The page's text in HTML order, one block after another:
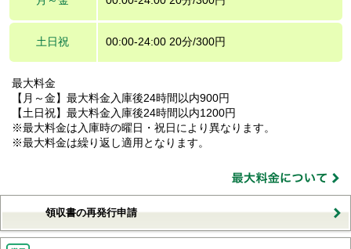
土日祝 00:00-24:00 20分/300円
最大料金
【月～金】最大料金入庫後24時間以内900円
【土日祝】最大料金入庫後24時間以内1200円
※最大料金は入庫時の曜日・祝日により異なります。
※最大料金は繰り返し適用となります。
領収書の再発行申請